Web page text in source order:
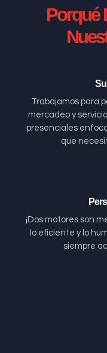
Porqué
Trabajamos para
mercadeo y
presenciales
que
¡Dos motores son
lo eficiente y lo
siempre